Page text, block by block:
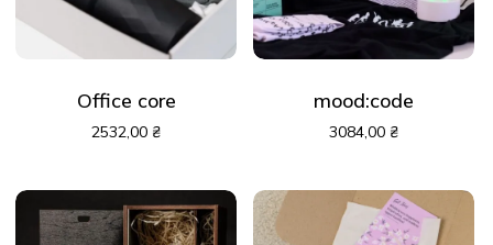
Office core
2532,00 ₴
mood:code
3084,00 ₴